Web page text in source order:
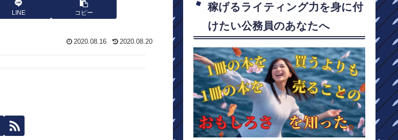
LINE コピー
2020.08.16 2020.08.20
稼げるライティング力を身に付
けたい公務員のあなたへ